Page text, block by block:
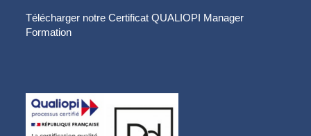
Télécharger notre Certificat QUALIOPI Manager
Formation